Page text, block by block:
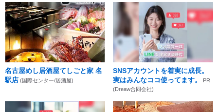
名古屋めし居酒屋てしごと家 名
駅店 (国際センター/居酒屋)
SNSアカウントを着実に成長。
実はみんなココ使ってます。
PR
(Dreaw合同会社)